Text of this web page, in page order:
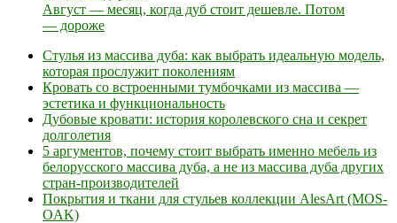
Август — месяц, когда дуб стоит дешевле. Потом
— дороже
Стулья из массива дуба: как выбрать идеальную модель,
которая прослужит поколениям
Кровать со встроенными тумбочками из массива —
эстетика и функциональность
Дубовые кровати: история королевского сна и секрет
долголетия
5 аргументов, почему стоит выбрать именно мебель из
белорусского массива дуба, а не из массива дуба других
стран-производителей
Покрытия и ткани для стульев коллекции AlesArt (MOS-
OAK)